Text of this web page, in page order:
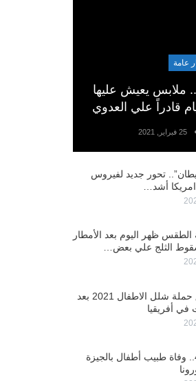
عامة
ملابس يعيش عليها
قادراً علي العدوي
25 فبراير, 2021
تحور جديد لفيروس
أشد…
ظهر اليوم بعد الأمطار
الثلج علي بعض…
مصر تطلق حملة شلل الاطفال 2021 بعد
في أفريقيا
الشهيد 468.. وفاة طبيب أطفال بالجيزة